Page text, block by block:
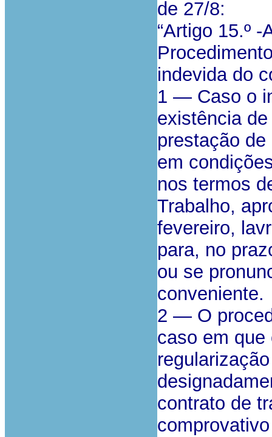
de 27/8:
“Artigo 15.º -
indevida do
1 — Caso o
existência
prestação
em
nos termos
Trabalho,
fevereiro,
para, no
ou se
conveniente.
2 — O
caso em que
contrato de